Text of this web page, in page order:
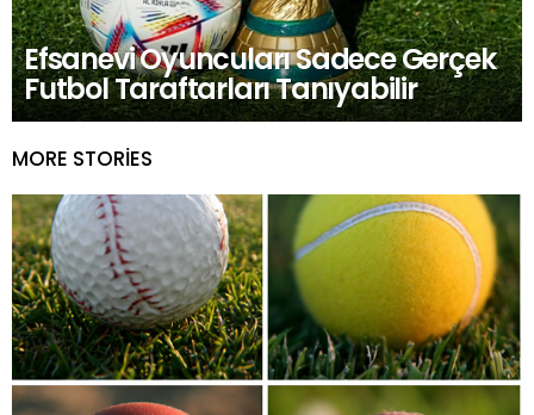
Efsanevi Oyuncuları Sadece Gerçek
Futbol Taraftarları Tanıyabilir
MORE STORIES